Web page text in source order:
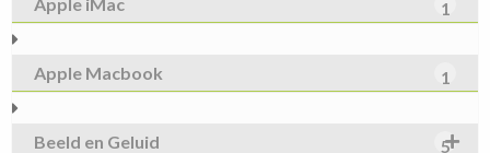
1
Apple Macbook 1
Beeld en Geluid 5